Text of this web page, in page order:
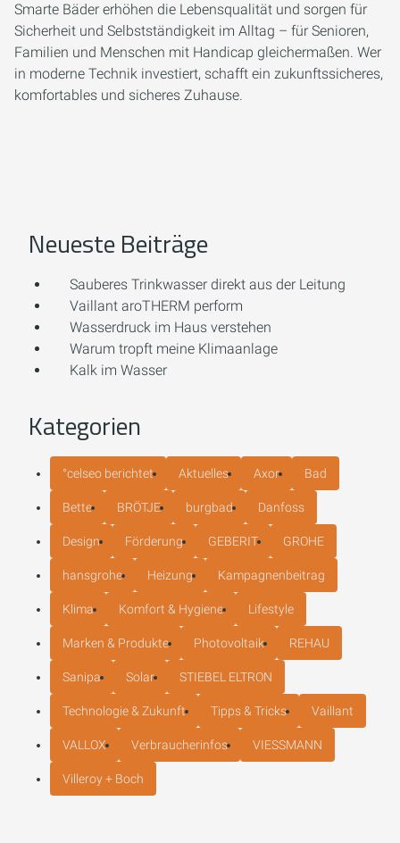
Smarte Bäder erhöhen die Lebensqualität und sorgen für
Sicherheit und Selbstständigkeit im Alltag – für Senioren,
Familien und Menschen mit Handicap gleichermaßen. Wer
in moderne Technik investiert, schafft ein zukunftssicheres,
komfortables und sicheres Zuhause.
Neueste Beiträge
Sauberes Trinkwasser direkt aus der Leitung
Vaillant aroTHERM perform
Wasserdruck im Haus verstehen
Warum tropft meine Klimaanlage
Kalk im Wasser
Kategorien
°celseo berichtet Aktuelles Axor Bad
Bette BRÖTJE burgbad Danfoss
Design Förderung GEBERIT GROHE
hansgrohe Heizung Kampagnenbeitrag
Klima Komfort & Hygiene Lifestyle
Marken & Produkte Photovoltaik REHAU
Sanipa Solar STIEBEL ELTRON
Technologie & Zukunft Tipps & Tricks Vaillant
VALLOX Verbraucherinfos VIESSMANN
Villeroy + Boch